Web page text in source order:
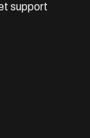
support